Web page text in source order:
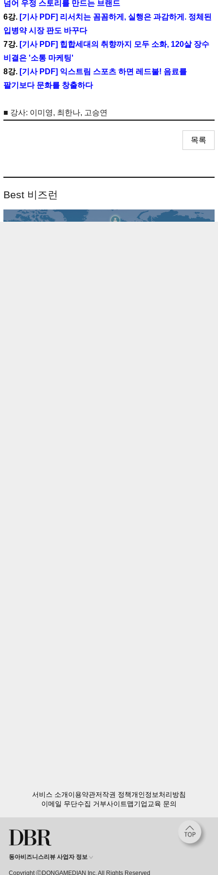
넘어 우정 스토리를 만드는 브랜드
6강. [기사 PDF] 리서치는 꼼꼼하게, 실행은 과감하게. 정체된
입병약 시장 판도 바꾸다
7강. [기사 PDF] 힙합세대의 취향까지 모두 소화, 120살 장수
비결은 '소통 마케팅'
8강. [기사 PDF] 익스트림 스포츠 하면 레드불! 음료를
팔기보다 문화를 창출하다
■ 강사: 이미영, 최한나, 고승연
목록
Best 비즈런
서비스 소개이용약관저작권 정책개인정보처리방침
이메일 무단수집 거부사이트맵기업교육 문의
동아비즈니스리뷰 사업자 정보
Copyright ⒸDONGAMEDIAN Inc. All Rights Reserved